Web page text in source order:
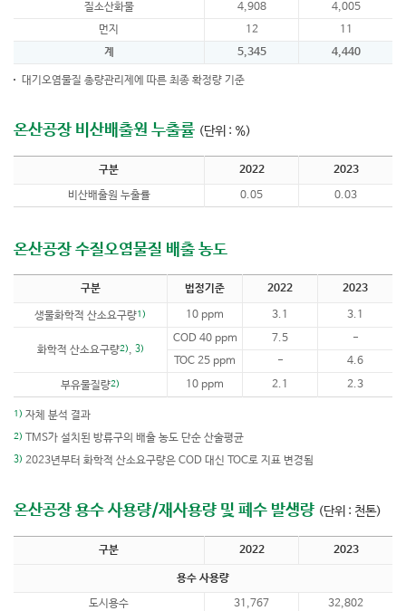
계 5,345 4,440
질소산화물
4,908
4,005
먼지
12 11
대기오염물질 총량관리제에 따른 최종 확정량 기준
온산공장 비산배출원 누출률 (단위 : %)
구분 2022
2023
비산배출원 누출률
0.05 0.03
온산공장 수질오염물질 배출 농도
구분 법정기준 2022 2023
생물화학적 산소요구량1) 10 ppm 3.1 3.1
화학적 산소요구량2), 3)
COD 40 ppm 7.5
-
TOC 25 ppm
-
4.6
부유물질량2) 10 ppm 2.1 2.3
1) 자체 분석 결과
2) TMS가 설치된 방류구의 배출 농도 단순 산술평균
3) 2023년부터 화학적 산소요구량은 COD 대신 TOC로 지표 변경됨
온산공장 용수 사용량/재사용량 및 폐수 발생량 (단위 : 천톤)
구분 2022 2023
용수 사용량
도시용수
31,767
32,802